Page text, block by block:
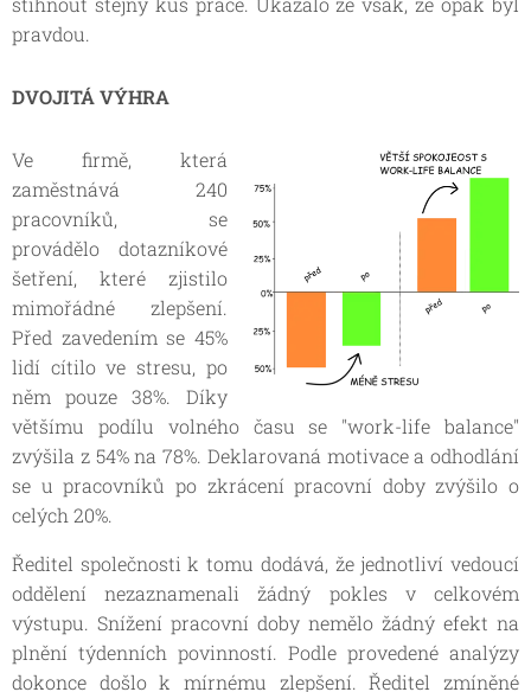
pravdou.
DVOJITÁ VÝHRA
Ve firmě, která
zaměstnává 240
pracovníků, se
provádělo dotazníkové
šetření, které zjistilo
mimořádné zlepšení.
Před zavedením se 45%
lidí cítilo ve stresu, po
něm pouze 38%. Díky
většímu podílu volného času se "work-life balance"
zvýšila z 54% na 78%. Deklarovaná motivace a odhodlání
se u pracovníků po zkrácení pracovní doby zvýšilo o
celých 20%.
Ředitel společnosti k tomu dodává, že jednotliví vedoucí
oddělení nezaznamenali žádný pokles v celkovém
výstupu. Snížení pracovní doby nemělo žádný efekt na
plnění týdenních povinností. Podle provedené analýzy
dokonce došlo k mírnému zlepšení. Ředitel zmíněné